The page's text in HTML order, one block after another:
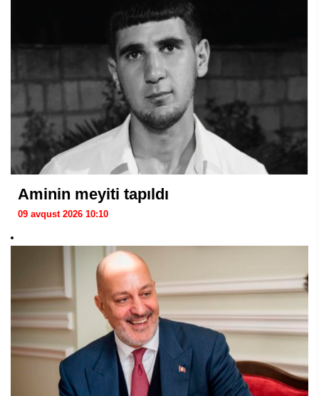
Aminin meyiti tapıldı
09 avqust 2026 10:10